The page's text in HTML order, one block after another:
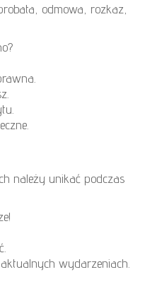
odmowa, rozkaz,
należy unikać podczas
wydarzeniach.